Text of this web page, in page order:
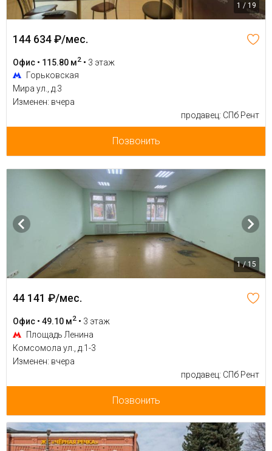
1 / 19
144 634 ₽/мес.
Офис • 115.80 м2 • 3 этаж
Горьковская
Мира ул., д.3
Изменен: вчера
продавец: СПб Рент
Позвонить
1 / 15
44 141 ₽/мес.
Офис • 49.10 м2 • 3 этаж
Площадь Ленина
Комсомола ул., д.1-3
Изменен: вчера
продавец: СПб Рент
Позвонить